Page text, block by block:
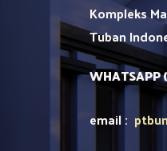
Kompleks
Tuban
WHATSAPP
email :